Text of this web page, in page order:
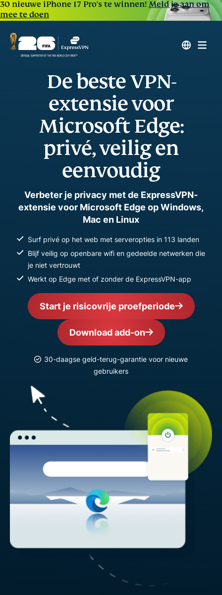
30 nieuwe iPhone 17 Pro's te winnen!Meld je aan om
mee te doen
De beste VPN-
extensie voor
Microsoft Edge:
privé, veilig en
eenvoudig
Verbeter je privacy met de ExpressVPN-
extensie voor Microsoft Edge op Windows,
Mac en Linux
Surf privé op het web met serveropties in 113 landen
Blijf veilig op openbare wifi en gedeelde netwerken die
je niet vertrouwt
Werkt op Edge met of zonder de ExpressVPN-app
Start je risicovrije proefperiode
Download add-on
30-daagse geld-terug-garantie voor nieuwe
gebruikers